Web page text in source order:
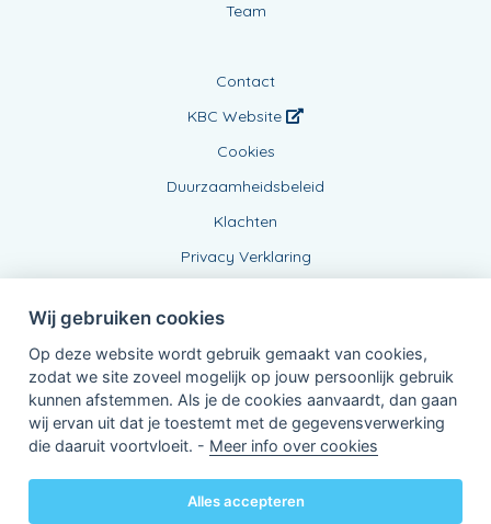
Team
Contact
KBC Website
Cookies
Duurzaamheidsbeleid
Klachten
Privacy Verklaring
Verbonden Agent, BE0475369284
van KBC Verzekeringen nv
3000 Leuven - Belgie
BTW BE 0403.552.563 - RPR Leuven
Wij gebruiken cookies
Op deze website wordt gebruik gemaakt van cookies,
zodat we site zoveel mogelijk op jouw persoonlijk gebruik
kunnen afstemmen. Als je de cookies aanvaardt, dan gaan
wij ervan uit dat je toestemt met de gegevensverwerking
die daaruit voortvloeit. - Meer info over cookies
Alles accepteren